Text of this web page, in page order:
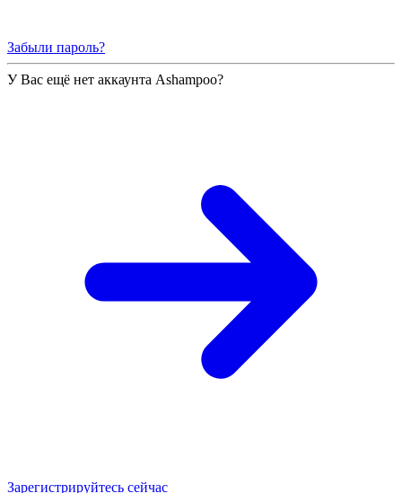
Забыли пароль?
У Вас ещё нет аккаунта Ashampoo?
Зарегистрируйтесь сейчас